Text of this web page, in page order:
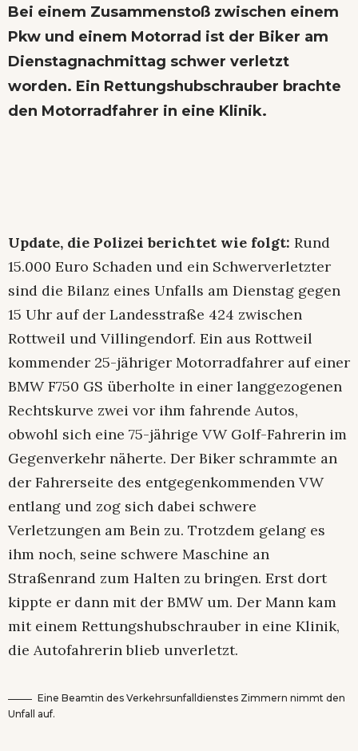
Bei einem Zusammenstoß zwischen einem
Pkw und einem Motorrad ist der Biker am
Dienstagnachmittag schwer verletzt
worden. Ein Rettungshubschrauber brachte
den Motorradfahrer in eine Klinik.
Update, die Polizei berichtet wie folgt: Rund
15.000 Euro Schaden und ein Schwerverletzter
sind die Bilanz eines Unfalls am Dienstag gegen
15 Uhr auf der Landesstraße 424 zwischen
Rottweil und Villingendorf. Ein aus Rottweil
kommender 25-jähriger Motorradfahrer auf einer
BMW F750 GS überholte in einer langgezogenen
Rechtskurve zwei vor ihm fahrende Autos,
obwohl sich eine 75-jährige VW Golf-Fahrerin im
Gegenverkehr näherte. Der Biker schrammte an
der Fahrerseite des entgegenkommenden VW
entlang und zog sich dabei schwere
Verletzungen am Bein zu. Trotzdem gelang es
ihm noch, seine schwere Maschine an
Straßenrand zum Halten zu bringen. Erst dort
kippte er dann mit der BMW um. Der Mann kam
mit einem Rettungshubschrauber in eine Klinik,
die Autofahrerin blieb unverletzt.
Eine Beamtin des Verkehrsunfalldienstes Zimmern nimmt den
Unfall auf.